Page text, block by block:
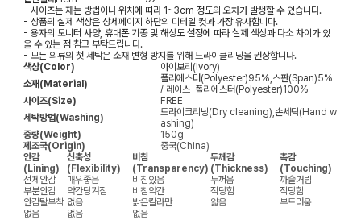
- 사이즈는 재는 방법이나 위치에 따라 1~3cm 정도의 오차가 발생할 수 있습니다.
- 상품의 실제 색상은 상세페이지 하단의 디테일 컷과 가장 유사합니다.
- 용자의 모니터 사양, 휴대폰 기종 및 해상도 설정에 따라 실제 색상과 다소 차이가 있
을 수 있는 점 참고 부탁드립니다.
- 모든 의류의 첫 세탁은 소재 변형 방지를 위해 드라이클리닝을 권장합니다.
색상(Color)
아이보리(Ivory)
소재(Material)
폴리에스터(Polyester)95%,스판(Span)5%
/ 레이스-폴리에스터(Polyester)100%
사이즈(Size)
FREE
세탁방법(Washing)
드라이크리닝(Dry cleaning),손세탁(Hand w
ashing)
중량(Weight)
150g
제조국(Origin)
중국(China)
안감
(Lining)
신축성
(Flexibility)
비침
(Transparency)
두께감
(Thickness)
촉감
(Touching)
전체안감
매우좋음 비침있음 두꺼움
까슬거림
부분안감
약간당겨짐 비침약간 적당함
적당함
안감탈부착 없음 밝은칼라만 얇음
부드러움
없음
없음 없음